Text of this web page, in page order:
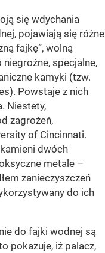
się wdychania
pojawiają się różne
fajkę”, wolną
specjalne,
kamyki (tzw.
Powstaje z nich
Niestety,
zagrożeń,
of Cincinnati.
dwóch
metale –
zanieczyszczeń
do ich
do fajki wodnej są
pokazuje, iż palacz,